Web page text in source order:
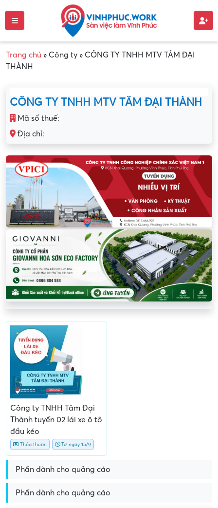
Trang chủ » Công ty » CÔNG TY TNHH MTV TÂM ĐẠI
THÀNH
CÔNG TY TNHH MTV TÂM ĐẠI THÀNH
Mã số thuế:
Địa chỉ:
Công ty TNHH Tâm Đại
Thành tuyển 02 lái xe ô tô
đầu kéo
Thỏa thuận Từ ngày 15/9
Phần dành cho quảng cáo
Phần dành cho quảng cáo